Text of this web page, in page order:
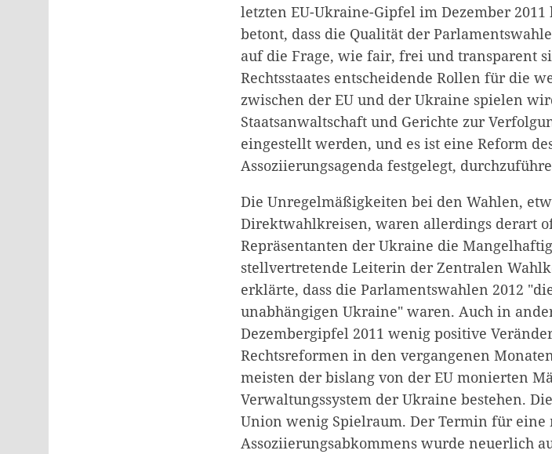
letzten EU-Ukraine-Gipfel im Dezember
betont, dass die Qualität der
auf die Frage, wie fair, frei und transparent
Rechtsstaates entscheidende Rollen für die
zwischen der EU und der Ukraine spielen
Staatsanwaltschaft und Gerichte zur
eingestellt werden, und es ist eine Reform
Assoziierungsagenda festgelegt,
Die Unregelmäßigkeiten bei den Wahlen,
Direktwahlkreisen, waren allerdings derart
Repräsentanten der Ukraine die
stellvertretende Leiterin der Zentralen
erklärte, dass die Parlamentswahlen 2012
unabhängigen Ukraine" waren. Auch in
Dezembergipfel 2011 wenig positive
Rechtsreformen in den vergangenen
meisten der bislang von der EU monierten
Verwaltungssystem der Ukraine bestehen.
Union wenig Spielraum. Der Termin für eine
Assoziierungsabkommens wurde neuerlich